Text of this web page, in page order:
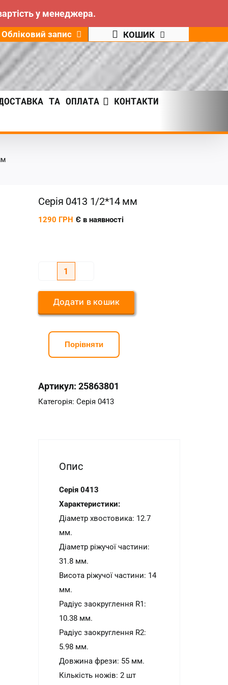
у менеджера.
Обліковий запис КОШИК
ТА ОПЛАТА
КОНТАКТИ
Серія 0413 1/2*14 мм
1290 ГРН Є в наявності
0413
1/2*14
кількість
Додати в кошик
Порівняти
Артикул: 25863801
Категорія: Серія 0413
Опис
Серія 0413
Характеристики:
Діаметр хвостовика: 12.7
мм.
Діаметр ріжучої частини:
31.8 мм.
Висота ріжучої частини: 14
мм.
Радіус заокруглення R1:
10.38 мм.
Радіус заокруглення R2:
5.98 мм.
Довжина фрези: 55 мм.
Кількість ножів: 2 шт